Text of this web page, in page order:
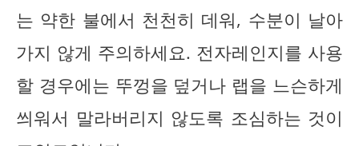
는 약한 불에서 천천히 데워, 수분이 날아
가지 않게 주의하세요. 전자레인지를 사용
할 경우에는 뚜껑을 덮거나 랩을 느슨하게
씌워서 말라버리지 않도록 조심하는 것이